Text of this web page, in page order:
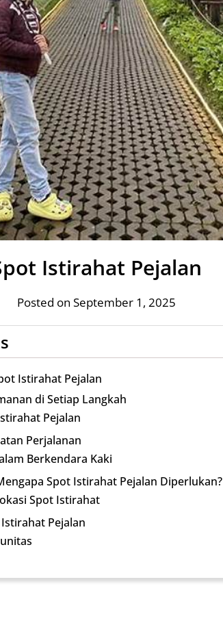
Istirahat Pejalan
Posted on September 1, 2025
Istirahat Pejalan
di Setiap Langkah
Pejalan
Perjalanan
Berkendara Kaki
Spot Istirahat Pejalan Diperlukan?
Spot Istirahat
Pejalan